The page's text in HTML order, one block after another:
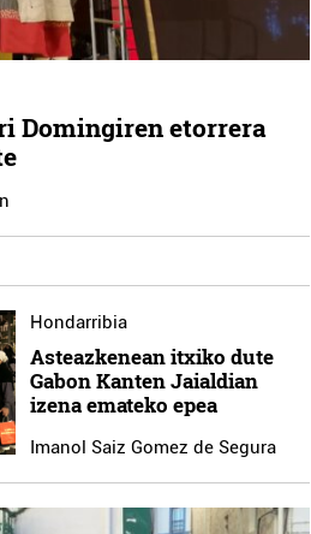
Domingiren etorrera
Hondarribia
Asteazkenean itxiko dute
Gabon Kanten Jaialdian
izena emateko epea
Imanol Saiz Gomez de Segura